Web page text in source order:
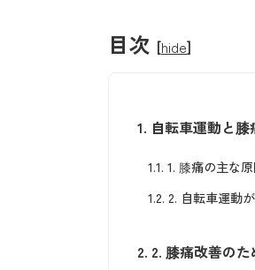
目次 [hide]
1. 自転車運動と
1.1. 1. 膝痛の主な
1.2. 2. 自転車運動
2. 2. 膝痛改善の